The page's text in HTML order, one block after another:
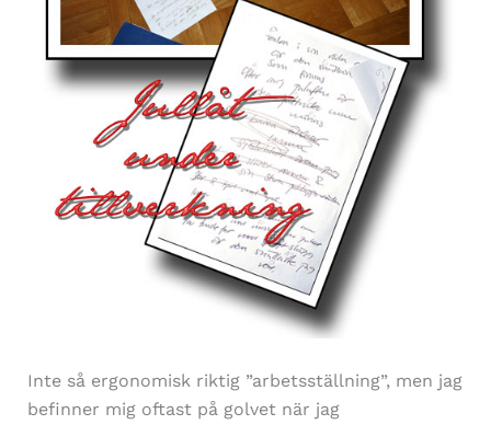
Inte så ergonomisk riktig ”arbetsställning”, men jag
befinner mig oftast på golvet när jag